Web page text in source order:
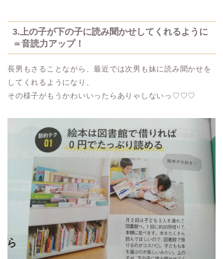
3.上の子が下の子に読み聞かせしてくれるように
＝音読力アップ！
長男もさることながら、最近では次男も妹に読み聞かせを
してくれるようになり、
その様子がもうかわいいったらありゃしないっ♡♡♡